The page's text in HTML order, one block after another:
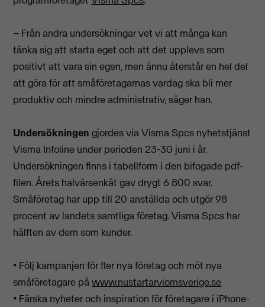
– Från andra undersökningar vet vi att många kan
tänka sig att starta eget och att det upplevs som
positivt att vara sin egen, men ännu återstår en hel del
att göra för att småföretagarnas vardag ska bli mer
produktiv och mindre administrativ, säger han.
Undersökningen gjordes via Visma Spcs nyhetstjänst
Visma Infoline under perioden 23-30 juni i år.
Undersökningen finns i tabellform i den bifogade pdf-
filen. Årets halvårsenkät gav drygt 6 800 svar.
Småföretag har upp till 20 anställda och utgör 98
procent av landets samtliga företag. Visma Spcs har
hälften av dem som kunder.
• Följ kampanjen för fler nya företag och möt nya
småföretagare påwww.nustartarviomsverige.se
• Färska nyheter och inspiration för företagare i iPhone-